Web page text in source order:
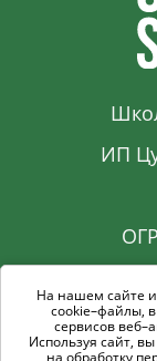
ИП
На нашем сайте
cookie–файлы,
сервисов
Используя сайт, вы
на обработку